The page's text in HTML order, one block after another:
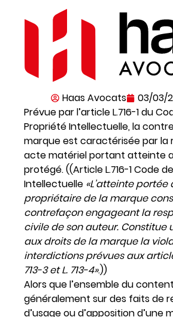
Haas Avocats 03/03/
Prévue par l’article L.716-1 du
Propriété Intellectuelle, la
marque est caractérisée par la
acte matériel portant atteinte
protégé. ((Article L.716-1 Code
Intellectuelle «L’atteinte
propriétaire de la marque
contrefaçon engageant la
civile de son auteur. Constitue
aux droits de la marque la
interdictions prévues aux
713-3 et L. 713-4».))
Alors que l’ensemble du
généralement sur des faits de
d’usage ou d’apposition d’une